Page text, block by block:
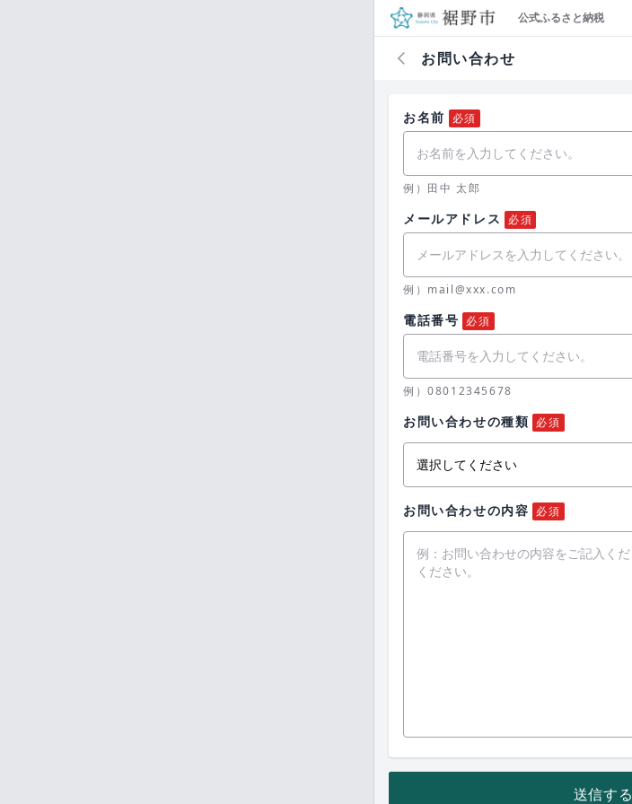
公式ふるさと納税
お問い合わせ
お名前 必須
例）田中 太郎
メールアドレス 必須
例）mail@xxx.com
電話番号 必須
例）08012345678
お問い合わせの種類 必須
お問い合わせの内容 必須
送信する